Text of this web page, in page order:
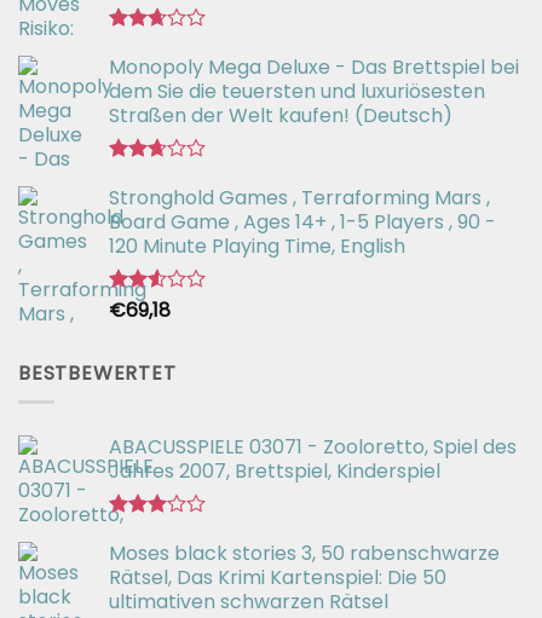
mit
2.66
von 5
Monopoly Mega Deluxe - Das Brettspiel bei
dem Sie die teuersten und luxuriösesten
Straßen der Welt kaufen! (Deutsch)
mit
2.64
von 5
Stronghold Games , Terraforming Mars ,
Board Game , Ages 14+ , 1-5 Players , 90 -
120 Minute Playing Time, English
Bewertet
von 5
€69,18
BESTBEWERTET
ABACUSSPIELE 03071 - Zooloretto, Spiel des
Jahres 2007, Brettspiel, Kinderspiel
mit
3.02
von 5
Moses black stories 3, 50 rabenschwarze
Rätsel, Das Krimi Kartenspiel: Die 50
ultimativen schwarzen Rätsel